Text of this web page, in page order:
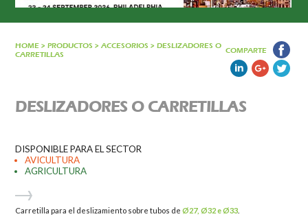
HOME > PRODUCTOS > ACCESORIOS > DESLIZADORES O
CARRETILLAS
COMPARTE
DESLIZADORES O CARRETILLAS
DISPONIBLE PARA EL SECTOR
AVICULTURA
AGRICULTURA
Carretilla para el deslizamiento sobre tubos deØ27, Ø32 e Ø33